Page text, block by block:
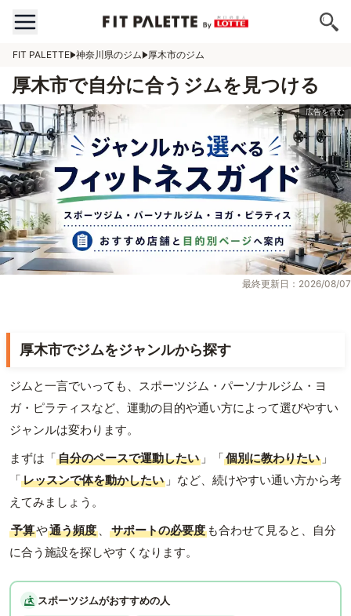
FIT PALETTE 神奈川県のジム 厚木市のジム
厚木市で自分に合うジムを見つける
最終更新日：2026/08/07
厚木市でジムをジャンルから探す
ジムと一言でいっても、スポーツジム・パーソナルジム・ヨ
ガ・ピラティスなど、運動の目的や通い方によって選びやすい
ジャンルは変わります。
まずは「自分のペースで運動したい 」「個別に教わりたい 」
「レッスンで体を動かしたい 」など、続けやすい通い方から考
えてみましょう。
予算や通う頻度 、 サポートの必要度 も合わせて見ると、自分
に合う施設を探しやすくなります。
スポーツジムがおすすめの人